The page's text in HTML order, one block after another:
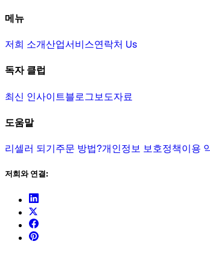
메뉴
저희 소개산업서비스연락처 Us
독자 클럽
최신 인사이트블로그보도자료
도움말
리셀러 되기주문 방법?개인정보 보호정책이용
저희와 연결: